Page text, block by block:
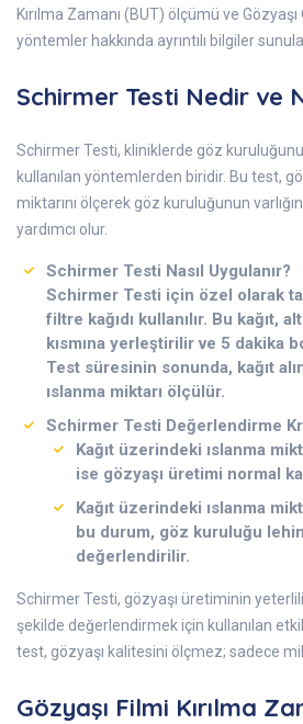
Kırılma Zamanı (BUT) ölçümü ve
yöntemler hakkında ayrıntılı bilgiler
Schirmer Testi Nedir ve
Schirmer Testi, kliniklerde göz
kullanılan yöntemlerden biridir. Bu test,
miktarını ölçerek göz kuruluğunun
yardımcı olur.
Schirmer Testi Nasıl Uygulanır?
Schirmer Testi için özel olarak
filtre kağıdı kullanılır. Bu kağıt,
kısmına yerleştirilir ve 5 dakika
Test süresinin sonunda, kağıt
ıslanma miktarı ölçülür.
Schirmer Testi Değerlendirme
Kağıt üzerindeki ıslanma
ise gözyaşı üretimi normal
Kağıt üzerindeki ıslanma
bu durum, göz kuruluğu
değerlendirilir.
Schirmer Testi, gözyaşı üretiminin
şekilde değerlendirmek için kullanılan
test, gözyaşı kalitesini ölçmez; sadece
Gözyaşı Filmi Kırılma